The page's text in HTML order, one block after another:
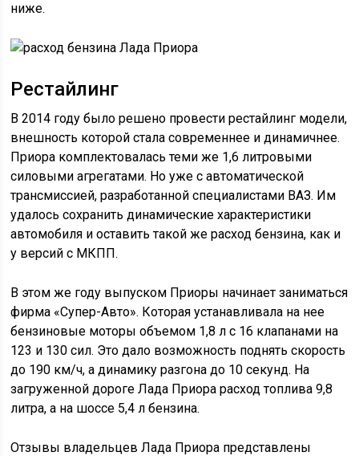
ниже.
Рестайлинг
В 2014 году было решено провести рестайлинг модели,
внешность которой стала современнее и динамичнее.
Приора комплектовалась теми же 1,6 литровыми
силовыми агрегатами. Но уже с автоматической
трансмиссией, разработанной специалистами ВАЗ. Им
удалось сохранить динамические характеристики
автомобиля и оставить такой же расход бензина, как и
у версий с МКПП.
В этом же году выпуском Приоры начинает заниматься
фирма «Супер-Авто». Которая устанавливала на нее
бензиновые моторы объемом 1,8 л с 16 клапанами на
123 и 130 сил. Это дало возможность поднять скорость
до 190 км/ч, а динамику разгона до 10 секунд. На
загруженной дороге Лада Приора расход топлива 9,8
литра, а на шоссе 5,4 л бензина.
Отзывы владельцев Лада Приора представлены